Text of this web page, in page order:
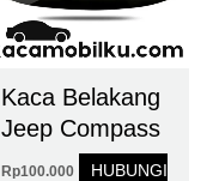
Kaca Belakang
Jeep Compass
Rp100.000
HUBUNGI